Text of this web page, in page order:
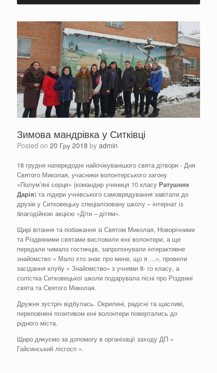
Зимова мандрівка у Ситківці
Posted on 20 Гру 2018 by admin
18 грудня напередодні найочікуванішого свята дітвори - Дня
Святого Миколая, учасники волонтерського загону
«Полум’яні серця» (командир учениця 10 класу Ратушняк
Дарія) та лідери учнівського самоврядування завітали до
друзів у Ситковецьку спеціалізовану школу – інтернат із
благодійною акцією «Діти – дітям».
Щирі вітання та побажання зі Святом Миколая, Новорічними
та Різдвяними святами висловили юні волонтери, а ще
передали чимало гостинців, запропонували інтерактивне
знайомство « Мало хто знає про мене, що я …», провели
засідання клубу « Знайомство» з учнями 8- го класу, а
солістка Ситковецької школи подарувала пісні про Різдвяні
свята та Святого Миколая.
Дружня зустріч відбулась. Окрилені, радісні та щасливі,
переповнені позитивом юні волонтери повертались до
рідного міста.
Щиро дякуємо за допомогу в організації заходу ДП «
Гайсинський лісгосп ».